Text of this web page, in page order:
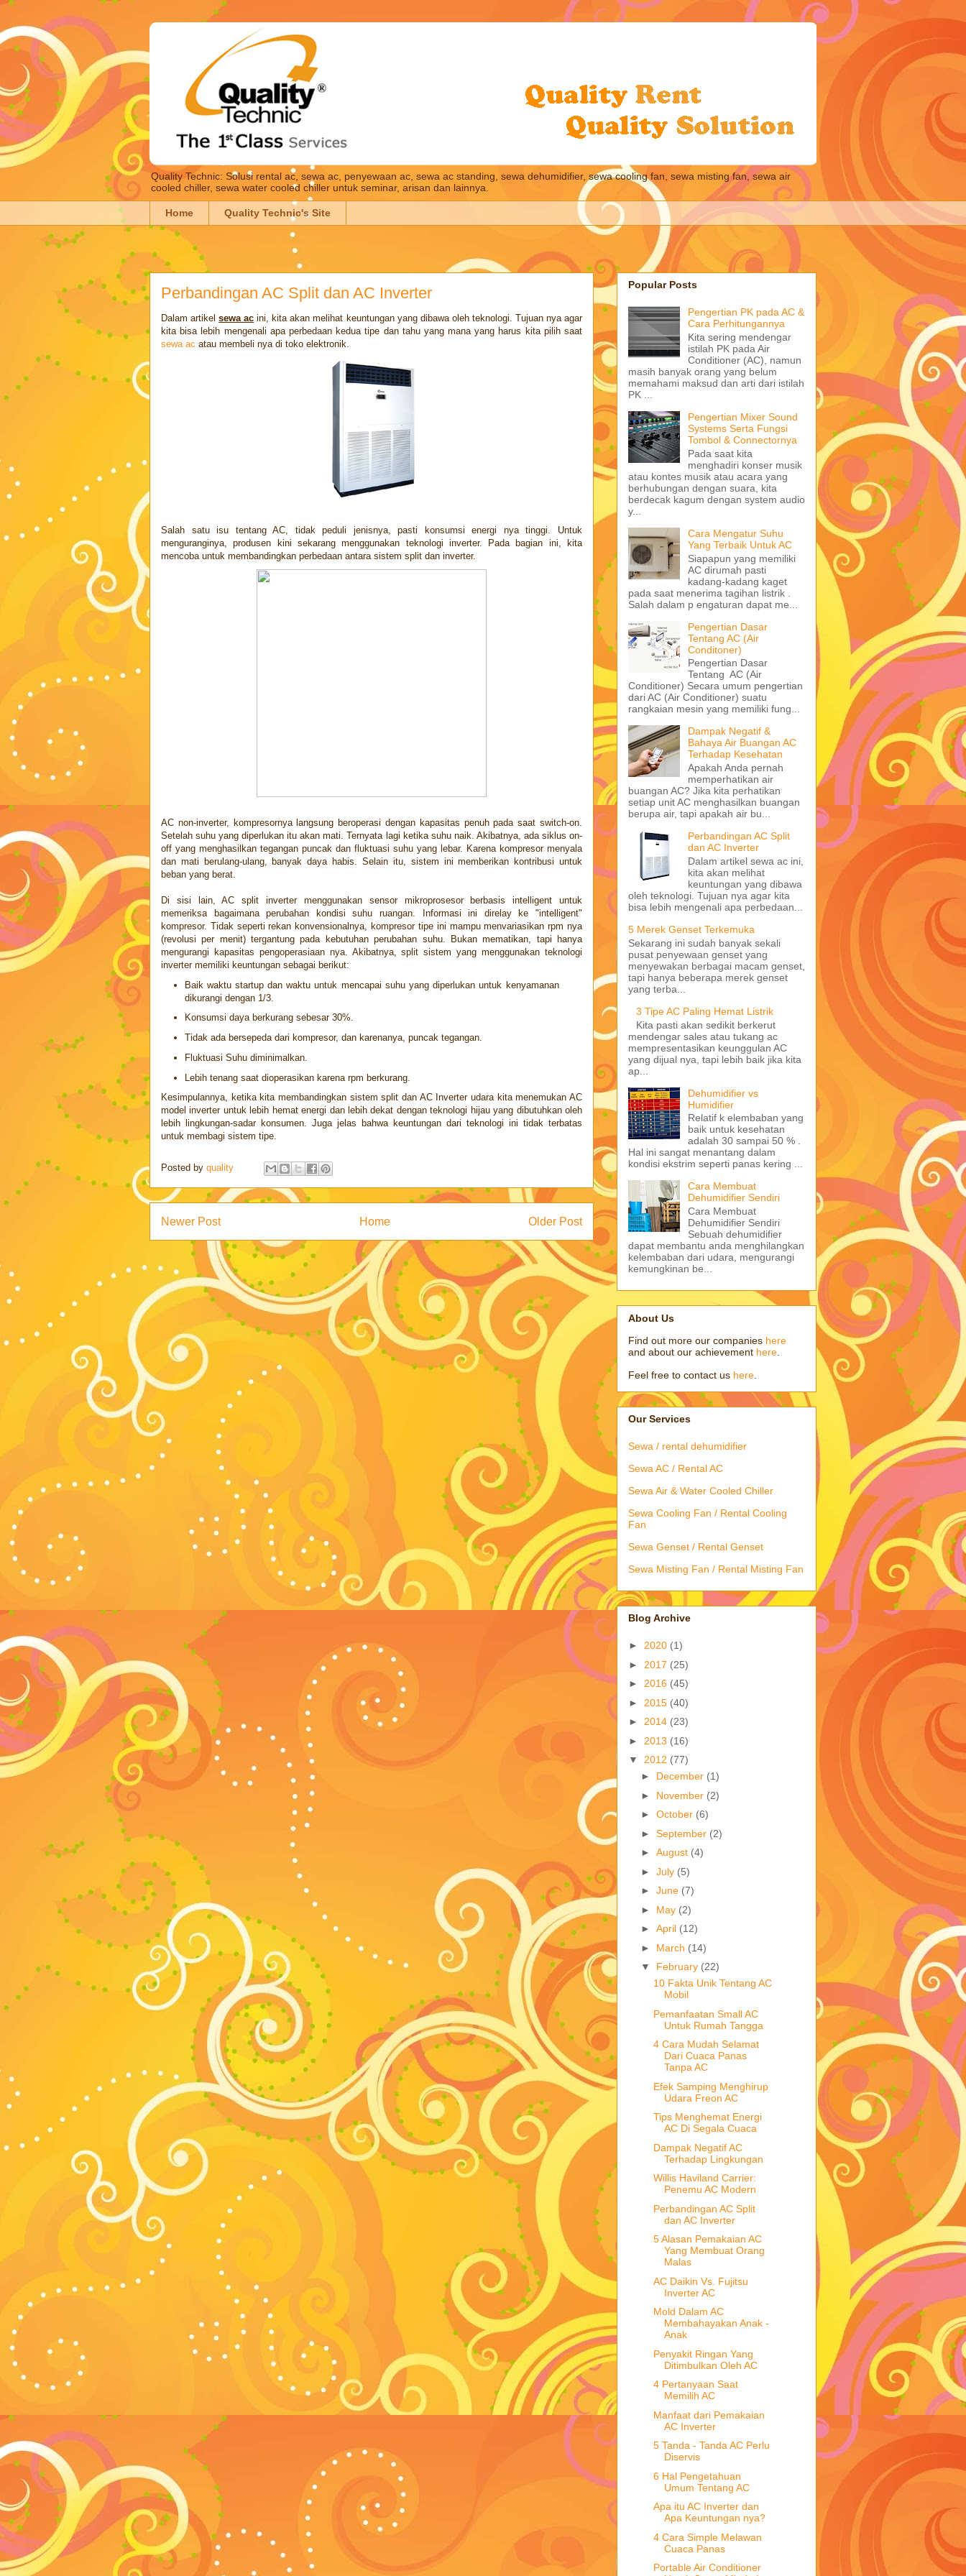
Quality Technic: Solusi rental ac, sewa ac, penyewaan ac, sewa ac standing, sewa dehumidifier, sewa cooling fan, sewa misting fan, sewa air
cooled chiller, sewa water cooled chiller untuk seminar, arisan dan lainnya.
Home Quality Technic's Site
Perbandingan AC Split dan AC Inverter
Dalam artikelsewa ac ini, kita akan melihat keuntungan yang dibawa oleh teknologi. Tujuan nya agar
kita bisa lebih mengenali apa perbedaan kedua tipe dan tahu yang mana yang harus kita pilih saat
sewa ac atau membeli nya di toko elektronik.
Salah satu isu tentang AC, tidak peduli jenisnya, pasti konsumsi energi nya tinggi. Untuk
menguranginya, produsen kini sekarang menggunakan teknologi inverter. Pada bagian ini, kita
mencoba untuk membandingkan perbedaan antara sistem split dan inverter.
AC non-inverter, kompresornya langsung beroperasi dengan kapasitas penuh pada saat switch-on.
Setelah suhu yang diperlukan itu akan mati. Ternyata lagi ketika suhu naik. Akibatnya, ada siklus on-
off yang menghasilkan tegangan puncak dan fluktuasi suhu yang lebar. Karena kompresor menyala
dan mati berulang-ulang, banyak daya habis. Selain itu, sistem ini memberikan kontribusi untuk
beban yang berat.
Di sisi lain, AC split inverter menggunakan sensor mikroprosesor berbasis intelligent untuk
memeriksa bagaimana perubahan kondisi suhu ruangan. Informasi ini direlay ke "intelligent"
kompresor. Tidak seperti rekan konvensionalnya, kompresor tipe ini mampu menvariasikan rpm nya
(revolusi per menit) tergantung pada kebutuhan perubahan suhu. Bukan mematikan, tapi hanya
mengurangi kapasitas pengoperasiaan nya. Akibatnya, split sistem yang menggunakan teknologi
inverter memiliki keuntungan sebagai berikut:
Baik waktu startup dan waktu untuk mencapai suhu yang diperlukan untuk kenyamanan
dikurangi dengan 1/3.
Konsumsi daya berkurang sebesar 30%.
Tidak ada bersepeda dari kompresor, dan karenanya, puncak tegangan.
Fluktuasi Suhu diminimalkan.
Lebih tenang saat dioperasikan karena rpm berkurang.
Kesimpulannya, ketika kita membandingkan sistem split dan AC Inverter udara kita menemukan AC
model inverter untuk lebih hemat energi dan lebih dekat dengan teknologi hijau yang dibutuhkan oleh
lebih lingkungan-sadar konsumen. Juga jelas bahwa keuntungan dari teknologi ini tidak terbatas
untuk membagi sistem tipe.
Posted by quality
Newer Post Older Post
Home
Popular Posts
Pengertian PK pada AC &
Cara Perhitungannya
Kita sering mendengar
istilah PK pada Air
Conditioner (AC), namun
masih banyak orang yang belum
memahami maksud dan arti dari istilah
PK ...
Pengertian Mixer Sound
Systems Serta Fungsi
Tombol & Connectornya
Pada saat kita
menghadiri konser musik
atau kontes musik atau acara yang
berhubungan dengan suara, kita
berdecak kagum dengan system audio
y...
Cara Mengatur Suhu
Yang Terbaik Untuk AC
Siapapun yang memiliki
AC dirumah pasti
kadang-kadang kaget
pada saat menerima tagihan listrik .
Salah dalam p engaturan dapat me...
Pengertian Dasar
Tentang AC (Air
Conditoner)
Pengertian Dasar
Tentang AC (Air
Conditioner) Secara umum pengertian
dari AC (Air Conditioner) suatu
rangkaian mesin yang memiliki fung...
Dampak Negatif &
Bahaya Air Buangan AC
Terhadap Kesehatan
Apakah Anda pernah
memperhatikan air
buangan AC? Jika kita perhatikan
setiap unit AC menghasilkan buangan
berupa air, tapi apakah air bu...
Perbandingan AC Split
dan AC Inverter
Dalam artikel sewa ac ini,
kita akan melihat
keuntungan yang dibawa
oleh teknologi. Tujuan nya agar kita
bisa lebih mengenali apa perbedaan...
5 Merek Genset Terkemuka
Sekarang ini sudah banyak sekali
pusat penyewaan genset yang
menyewakan berbagai macam genset,
tapi hanya beberapa merek genset
yang terba...
3 Tipe AC Paling Hemat Listrik
Kita pasti akan sedikit berkerut
mendengar sales atau tukang ac
mempresentasikan keunggulan AC
yang dijual nya, tapi lebih baik jika kita
ap...
Dehumidifier vs
Humidifier
Relatif k elembaban yang
baik untuk kesehatan
adalah 30 sampai 50 % .
Hal ini sangat menantang dalam
kondisi ekstrim seperti panas kering ...
Cara Membuat
Dehumidifier Sendiri
Cara Membuat
Dehumidifier Sendiri
Sebuah dehumidifier
dapat membantu anda menghilangkan
kelembaban dari udara, mengurangi
kemungkinan be...
About Us
Find out more our companies here
and about our achievement here
Feel free to contact us here
Our Services
Sewa / rental dehumidifier
Sewa AC / Rental AC
Sewa Air & Water Cooled Chiller
Sewa Cooling Fan / Rental Cooling
Fan
Sewa Genset / Rental Genset
Sewa Misting Fan / Rental Misting Fan
Blog Archive
► 2020 (1)
► 2017 (25)
► 2016 (45)
► 2015 (40)
► 2014 (23)
► 2013 (16)
▼ 2012 (77)
► December (1)
► November (2)
► October (6)
► September (2)
► August (4)
► July (5)
► June (7)
► May (2)
► April (12)
► March (14)
▼ February (22)
10 Fakta Unik Tentang AC
Mobil
Pemanfaatan Small AC
Untuk Rumah Tangga
4 Cara Mudah Selamat
Dari Cuaca Panas
Tanpa AC
Efek Samping Menghirup
Udara Freon AC
Tips Menghemat Energi
AC Di Segala Cuaca
Dampak Negatif AC
Terhadap Lingkungan
Willis Haviland Carrier:
Penemu AC Modern
Perbandingan AC Split
dan AC Inverter
5 Alasan Pemakaian AC
Yang Membuat Orang
Malas
AC Daikin Vs. Fujitsu
Inverter AC
Mold Dalam AC
Membahayakan Anak -
Anak
Penyakit Ringan Yang
Ditimbulkan Oleh AC
4 Pertanyaan Saat
Memilih AC
Manfaat dari Pemakaian
AC Inverter
5 Tanda - Tanda AC Perlu
Diservis
6 Hal Pengetahuan
Umum Tentang AC
Apa itu AC Inverter dan
Apa Keuntungan nya?
4 Cara Simple Melawan
Cuaca Panas
Portable Air Conditioner